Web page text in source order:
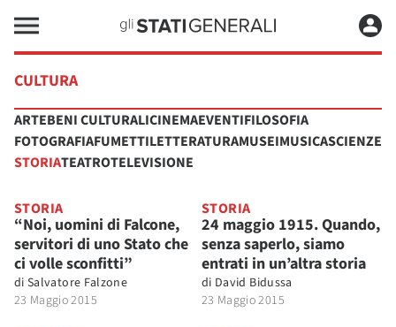
CULTURA
ARTEBENI CULTURALICINEMAEVENTIFILOSOFIA
FOTOGRAFIAFUMETTILETTERATURAMUSEIMUSICASCIENZE
STORIATEATROTELEVISIONE
STORIA
“Noi, uomini di Falcone,
servitori di uno Stato che
ci volle sconfitti”
di Salvatore Falzone
23 Maggio 2015
STORIA
24 maggio 1915. Quando,
senza saperlo, siamo
entrati in un’altra storia
di David Bidussa
23 Maggio 2015